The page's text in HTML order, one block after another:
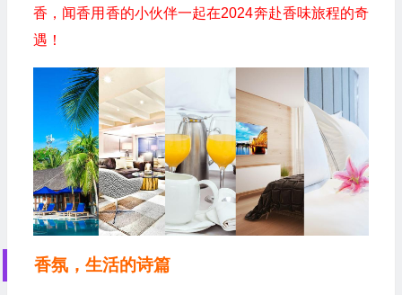
香，闻香用香的小伙伴一起在2024奔赴香味旅程的奇
遇！
香氛，生活的诗篇